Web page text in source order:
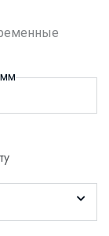
мм